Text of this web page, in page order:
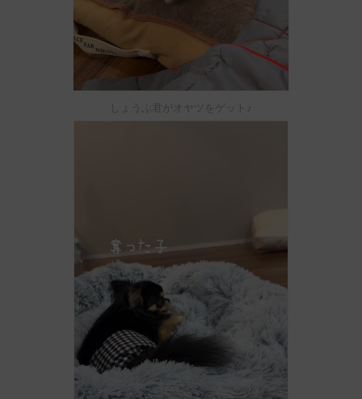
しょうぶ君がオヤツをゲット♪